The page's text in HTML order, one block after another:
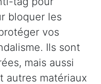
bloquer les
vos
Ils sont
mais aussi
autres matériaux